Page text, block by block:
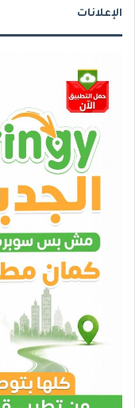
الإعلانات